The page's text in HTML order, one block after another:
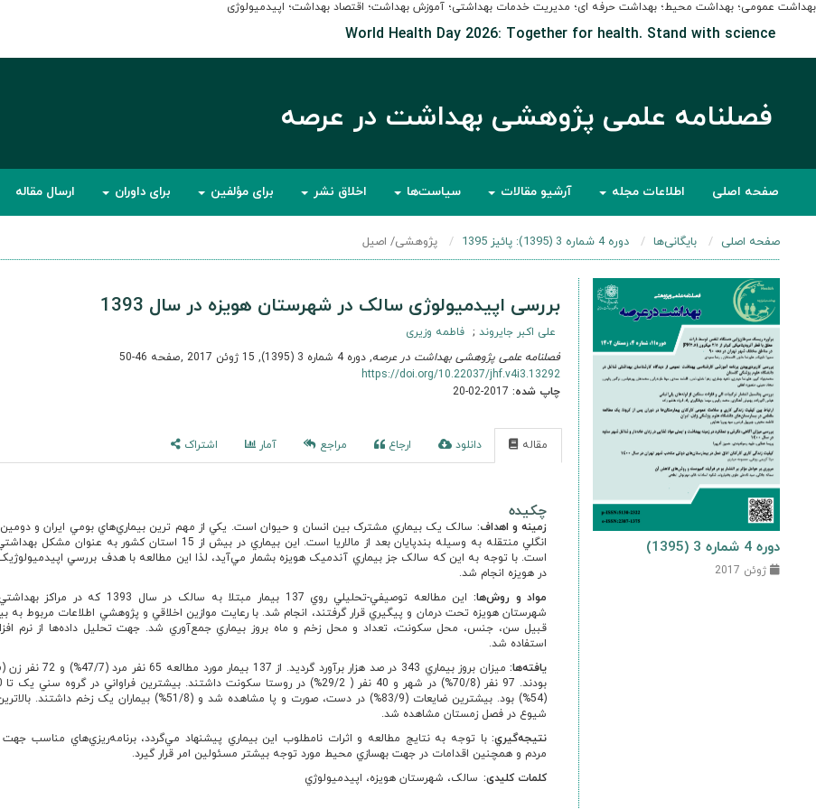
بهداشت عمومی؛ بهداشت محیط؛ بهداشت حرفه ای؛ مدیریت خدمات بهداشتی؛ آموزش بهداشت؛ اقتصاد بهداشت؛ اپیدمیولوژی
World Health Day 2026: Together for health. Stand with science
فصلنامه علمی پژوهشی بهداشت در عرصه
صفحه اصلی اطلاعات مجله آرشیو مقالات سیاست‌ها اخلاق نشر برای مؤلفین برای داوران ارسال مقاله
صفحه اصلی بایگانی‌ها دوره 4 شماره 3 (1395): پائیز 1395 پژوهشی/ اصیل
دوره 4 شماره 3 (1395)
ژوئن 2017
بررسی اپیدمیولوژی سالک در شهرستان هویزه در سال 1393
علی اکبر جایروند
فاطمه وزیری
فصلنامه علمی پژوهشی بهداشت در عرصه, دوره 4 شماره 3 (1395), 15 ژوئن 2017 ,صفحه 46-50
https://doi.org/10.22037/jhf.v4i3.13292
چاپ شده:2017-02-20
مقاله دانلود ارجاع مراجع آمار اشتراک
چکیده
زمينه و اهداف: سالک يک بيماري مشترک بين انسان و حيوان است. يکي از مهم ترين بيماري‌هاي بومي ايران و دومين
انگلي منتقله به وسيله بندپايان بعد از مالاريا است. اين بيماري در بيش از 15 استان کشور به
است. با توجه به اين که سالک جز بيماري آندميک هويزه بشمار مي‌آيد، لذا اين مطالعه با هدف بررسي
در هويزه انجام شد.
مواد و روشها:
اين مطالعه توصيفي-‌تحليلي روي 137 بيمار مبتلا به سالک در سال 1393 که
شهرستان هويزه تحت درمان و پيگيري قرار گرفتند، انجام شد. با رعايت موازين اخلاقي و پژوهشي اطلاعات مربوط به
قبيل سن، جنس، محل سکونت، تعداد و محل زخم و ماه بروز بيماري جمع‌آوري شد. جهت تحليل داده‌ها از نرم
استفاده شد.
يافتهها:
(54%) بود. بيشترين ضايعات (83/9%) در دست، صورت و پا مشاهده شد و (51/8%) بيماران يک زخم
شيوع در فصل زمستان مشاهده شد.
نتيجهگيري:با توجه به نتايج مطالعه و اثرات نامطلوب اين بيماري پيشنهاد مي‌گردد، برنامه‌ريزي‌هاي مناسب
مردم و همچنين اقدامات در جهت بهسازي محيط مورد توجه بيشتر مسئولين امر قرار گيرد.
کلمات کلیدی: سالک، شهرستان هويزه، اپيدميولوژي